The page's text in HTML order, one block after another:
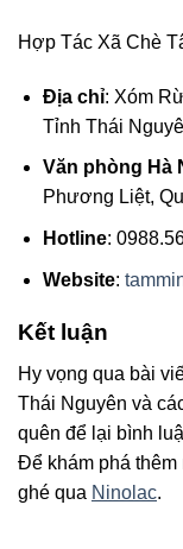
Hợp Tác Xã Chè
Địa chỉ: Xóm
Tỉnh Thái
Văn phòng Hà
Phương Liệt,
Hotline:
Website:
Kết luận
Hy vọng qua bài
Thái Nguyên và
quên để lại bình
Để khám phá
ghé qua Ninolac.